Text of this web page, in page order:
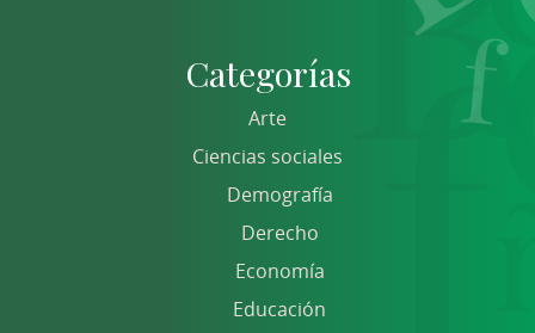
Categorías
Arte
Ciencias sociales
Demografía
Derecho
Economía
Educación